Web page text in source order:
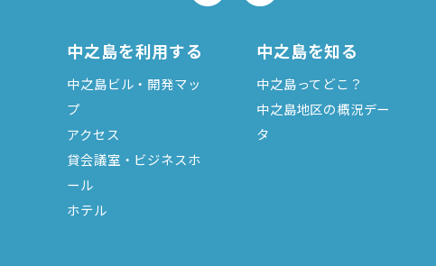
中之島を利用する
中之島ビル・開発マッ
プ
アクセス
貸会議室・ビジネスホ
ール
ホテル
中之島を知る
中之島ってどこ？
中之島地区の概況デー
タ